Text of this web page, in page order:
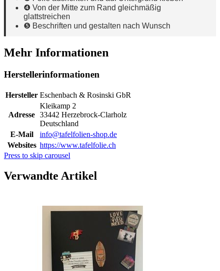
❹ Von der Mitte zum Rand gleichmäßig
glattstreichen
❺ Beschriften und gestalten nach Wunsch
Mehr Informationen
Herstellerinformationen
Hersteller Eschenbach & Rosinski GbR
Adresse
Kleikamp 2
33442 Herzebrock-Clarholz
Deutschland
E-Mail
info@tafelfolien-shop.de
Websites https://www.tafelfolie.ch
Press to skip carousel
Verwandte Artikel